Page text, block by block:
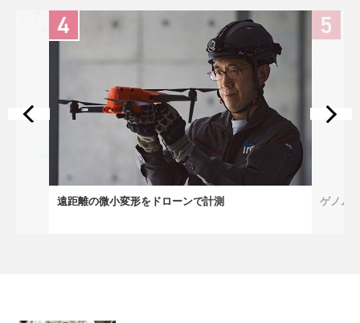
遠距離の微小変形をドローンで計測 ゲノム